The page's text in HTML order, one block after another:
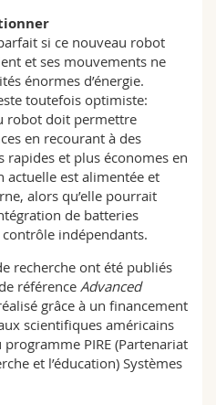
si ce nouveau robot
et ses mouvements ne
énormes d’énergie.
toutefois optimiste:
robot doit permettre
en recourant à des
et plus économes en
actuelle est alimentée et
alors qu’elle pourrait
de batteries
indépendants.
recherche ont été publiés
référence Advanced
grâce à un financement
scientifiques américains
PIRE (Partenariat
et l’éducation) Systèmes